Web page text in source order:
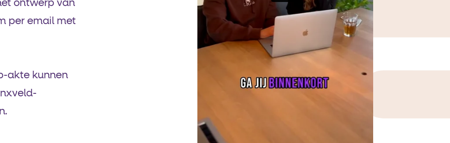
ontwerp van
per email met
akte kunnen